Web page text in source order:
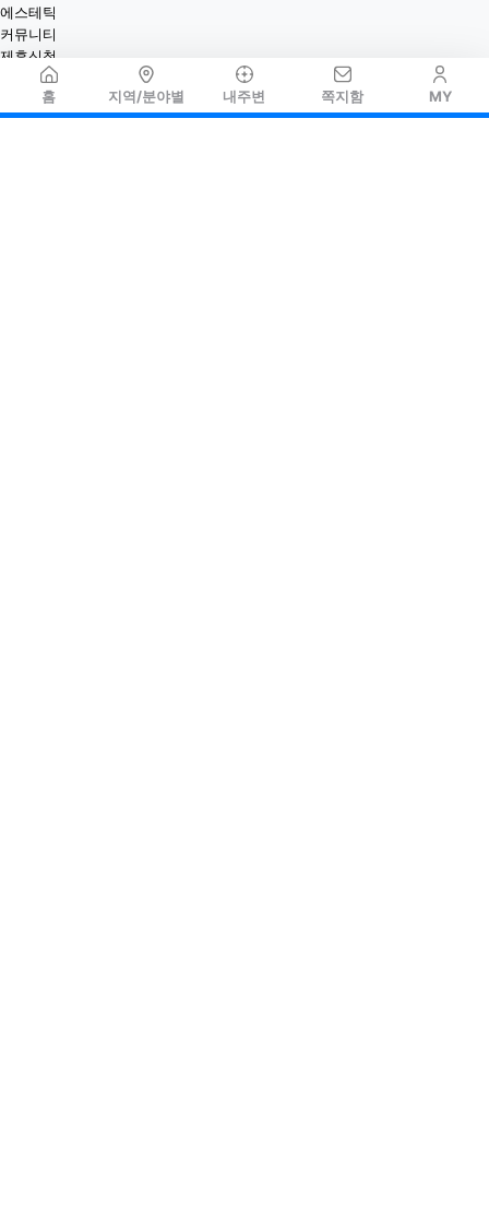
홈 지역/분야별 내주변 쪽지함 MY
에스테틱
커뮤니티
제휴신청